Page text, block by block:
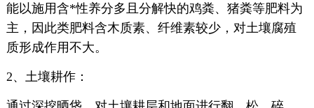
能以施用含*性养分多且分解快的鸡粪、猪粪等肥料为
主，因此类肥料含木质素、纤维素较少，对土壤腐殖
质形成作用不大。
2、土壤耕作：